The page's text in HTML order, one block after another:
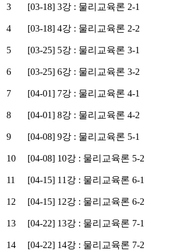
3 [03-18] 3강 : 물리교육론 2-1
4 [03-18] 4강 : 물리교육론 2-2
5 [03-25] 5강 : 물리교육론 3-1
6 [03-25] 6강 : 물리교육론 3-2
7 [04-01] 7강 : 물리교육론 4-1
8 [04-01] 8강 : 물리교육론 4-2
9 [04-08] 9강 : 물리교육론 5-1
10 [04-08] 10강 : 물리교육론 5-2
11 [04-15] 11강 : 물리교육론 6-1
12 [04-15] 12강 : 물리교육론 6-2
13 [04-22] 13강 : 물리교육론 7-1
14 [04-22] 14강 : 물리교육론 7-2